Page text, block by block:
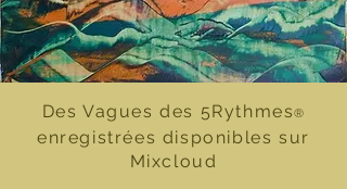
Des Vagues des 5Rythmes®
enregistrées disponibles sur
Mixcloud